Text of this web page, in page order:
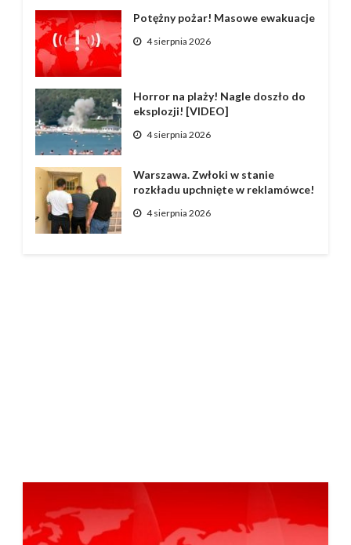
Potężny pożar! Masowe ewakuacje
4 sierpnia 2026
Horror na plaży! Nagle doszło do
eksplozji! [VIDEO]
4 sierpnia 2026
Warszawa. Zwłoki w stanie
rozkładu upchnięte w reklamówce!
4 sierpnia 2026